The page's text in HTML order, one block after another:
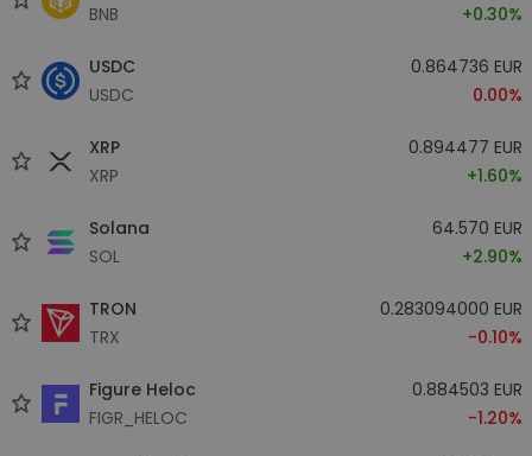
BNB
+0.30%
USDC
USDC
0.864736 EUR
0.00%
XRP
XRP
0.894477 EUR
+1.60%
Solana
SOL
64.570 EUR
+2.90%
TRON
TRX
0.283094000 EUR
-0.10%
Figure Heloc
FIGR_HELOC
0.884503 EUR
-1.20%